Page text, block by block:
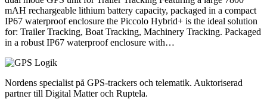
mAH rechargeable lithium battery capacity, packaged in a compact
IP67 waterproof enclosure the Piccolo Hybrid+ is the ideal solution
for: Trailer Tracking, Boat Tracking, Machinery Tracking. Packaged
in a robust IP67 waterproof enclosure with…
Nordens specialist på GPS-trackers och telematik. Auktoriserad
partner till Digital Matter och Ruptela.